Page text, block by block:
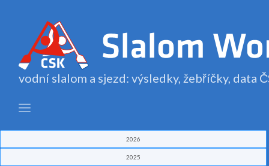
vodní slalom a sjezd: výsledky, žebříčky, data
2026
2025